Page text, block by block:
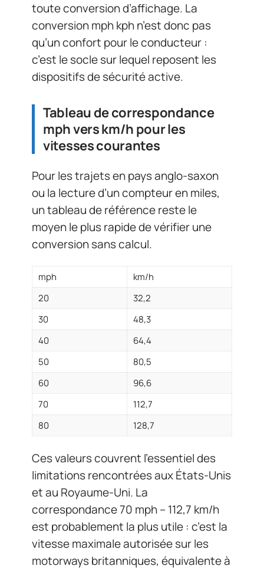
toute conversion d’affichage. La
conversion mph kph n’est donc pas
qu’un confort pour le conducteur :
c’est le socle sur lequel reposent les
dispositifs de sécurité active.
Tableau de correspondance
mph vers km/h pour les
vitesses courantes
Pour les trajets en pays anglo-saxon
ou la lecture d’un compteur en miles,
un tableau de référence reste le
moyen le plus rapide de vérifier une
conversion sans calcul.
mph
km/h
20
32,2
30
48,3
40
64,4
50
80,5
60
96,6
70
112,7
80
128,7
Ces valeurs couvrent l’essentiel des
limitations rencontrées aux États-Unis
et au Royaume-Uni. La
correspondance 70 mph – 112,7 km/h
est probablement la plus utile : c’est la
vitesse maximale autorisée sur les
motorways britanniques, équivalente à